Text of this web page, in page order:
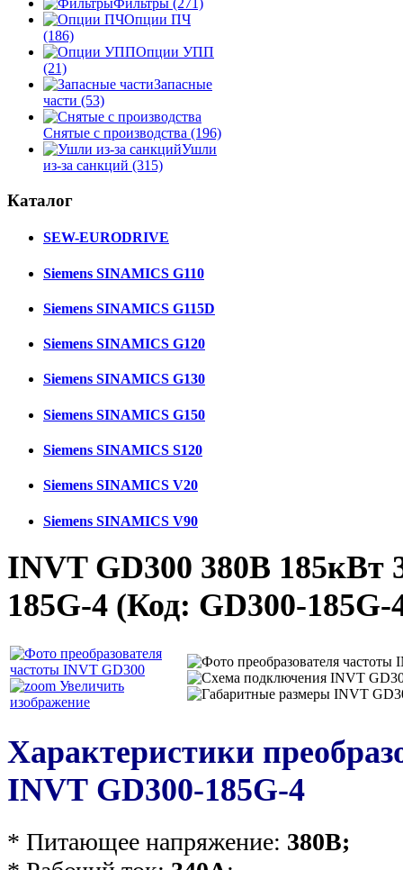
Фильтры (271)
Опции ПЧ
(186)
Опции УПП
(21)
Запасные
части (53)
Снятые с производства (196)
Ушли
из-за санкций (315)
Каталог
SEW-EURODRIVE
Siemens SINAMICS G110
Siemens SINAMICS G115D
Siemens SINAMICS G120
Siemens SINAMICS G130
Siemens SINAMICS G150
Siemens SINAMICS S120
Siemens SINAMICS V20
Siemens SINAMICS V90
INVT GD300 380В 185кВт
185G-4 (Код: GD300-185G-
Увеличить
изображение
Характеристики
INVT GD300-185G-4
* Питающее напряжение: 380В;